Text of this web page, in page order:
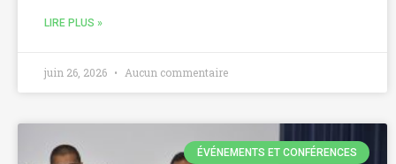
LIRE PLUS »
juin 26, 2026 Aucun commentaire
ÉVÉNEMENTS ET CONFÉRENCES